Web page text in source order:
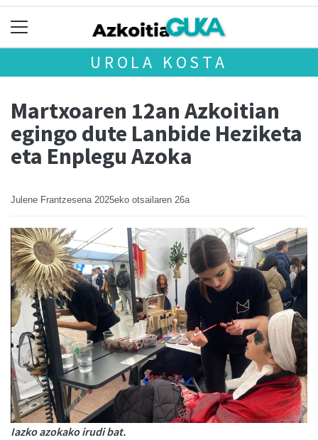
UROLA KOSTA
Martxoaren 12an Azkoitian
egingo dute Lanbide Heziketa
eta Enplegu Azoka
Julene Frantzesena 2025eko otsailaren 26a
Iazko azokako irudi bat.